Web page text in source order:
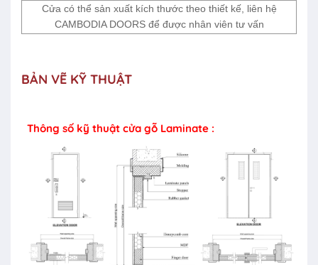
Cửa có thể sản xuất kích thước theo thiết kế, liên hệ
CAMBODIA DOORS để được nhân viên tư vấn
BẢN VẼ KỸ THUẬT
Thông số kỹ thuật cửa gỗ Laminate :